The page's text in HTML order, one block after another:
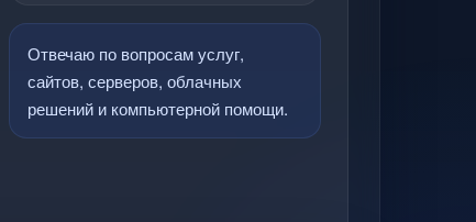
Отвечаю по вопросам услуг,
сайтов, серверов, облачных
решений и компьютерной помощи.